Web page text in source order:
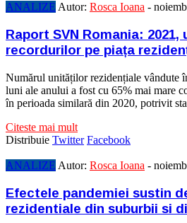
ANALIZE Autor: Rosca Ioana -
Raport SVN Romania: 2021,
recordurilor pe piața
Numărul unităților rezidențiale vândute
luni ale anului a fost cu 65% mai mare
în perioada similară din 2020, potrivit
Citeste mai mult
Distribuie Twitter Facebook
ANALIZE Autor: Rosca Ioana -
Efectele pandemiei sustin
rezidentiale din suburbii si